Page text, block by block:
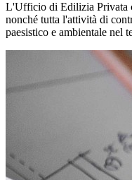
L'Ufficio di Edilizia Privata
nonché tutta l'attività di
paesistico e ambientale nel